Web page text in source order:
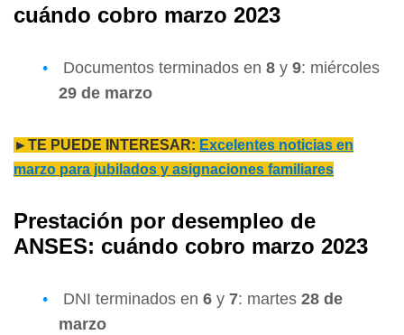
cuándo cobro marzo 2023
Documentos terminados en 8 y 9: miércoles
29 de marzo
►TE PUEDE INTERESAR: Excelentes noticias en
marzo para jubilados y asignaciones familiares
Prestación por desempleo de
ANSES: cuándo cobro marzo 2023
DNI terminados en 6 y 7: martes 28 de
marzo